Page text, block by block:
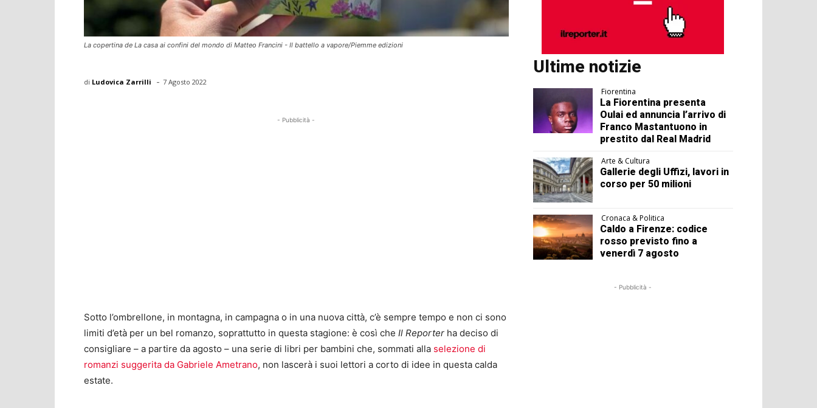
La copertina de La casa ai confini del mondo di Matteo Francini - Il battello a vapore/Piemme edizioni
di Ludovica Zarrilli - 7 Agosto 2022
- Pubblicità -
Sotto l’ombrellone, in montagna, in campagna o in una nuova città, c’è sempre tempo e non ci sono
limiti d’età per un bel romanzo, soprattutto in questa stagione: è così che Il Reporter ha deciso di
consigliare – a partire da agosto – una serie di libri per bambini che, sommati alla selezione di
romanzi suggerita da Gabriele Ametrano, non lascerà i suoi lettori a corto di idee in questa calda
estate.
Ultime notizie
Fiorentina
La Fiorentina presenta
Oulai ed annuncia l’arrivo di
Franco Mastantuono in
prestito dal Real Madrid
Arte & Cultura
Gallerie degli Uffizi, lavori in
corso per 50 milioni
Cronaca & Politica
Caldo a Firenze: codice
rosso previsto fino a
venerdì 7 agosto
- Pubblicità -